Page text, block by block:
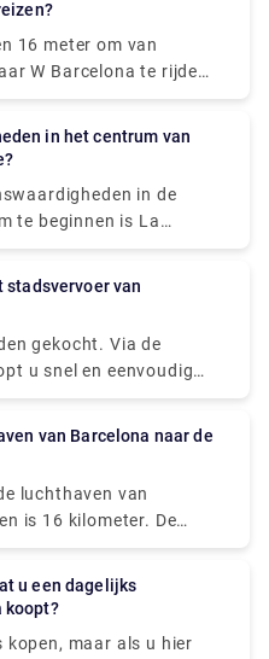
via een bus en
met deze techniek is
(metrotarief). Bussen
5.35 uur tot 01.00
16 meter om van
W Barcelona te rijden
Als alternatief
Pl. Catalunya -
in ongeveer 1 uur
in de
te beginnen is La
bent in
kathedralen
in de
juweeltjes die u gezien
Gaudi-structuren die
zoals de Basilica de
waar ook een
aan het werk van
gekocht. Via de
u snel en eenvoudig
een kaartje koopt, krijg
naar een
en op te halen.
kun je deze
luchthaven van
is 16 kilometer. De
over het algemeen
koopt?
maar als u hier